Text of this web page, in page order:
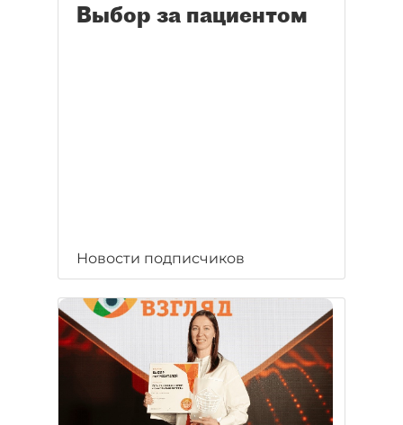
Выбор за пациентом
Новости подписчиков